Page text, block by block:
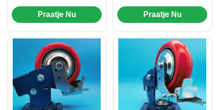
Schokabsorberende
Stalen Kern
Zwenkwiel 4'' Soepele
Zware Transport
Praatje Nu
veergeladen lagers
Castor wielen Single 4"
Praatje Nu